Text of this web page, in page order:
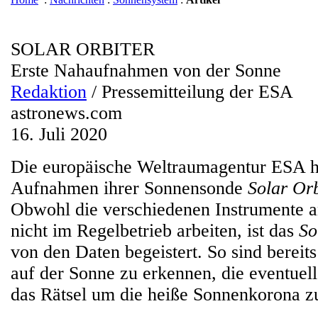
SOLAR ORBITER
Erste Nahaufnahmen von der Sonne
Redaktion / Pressemitteilung der ESA
astronews.com
16. Juli 2020
Die europäische Weltraumagentur ESA
Aufnahmen ihrer Sonnensonde Solar
Obwohl die verschiedenen Instrumente
nicht im Regelbetrieb arbeiten, ist das
von den Daten begeistert. So sind
auf der Sonne zu erkennen, die
das Rätsel um die heiße Sonnenkorona